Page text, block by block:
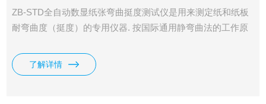
ZB-STD全自动数显纸张弯曲挺度测试仪是用来测定纸和纸板
耐弯曲度（挺度）的专用仪器. 按国际通用静弯曲法的工作原
夹住的试样的自由端，当试样到一定弯曲角时的抗力即为变曲
挺度，其单位为mN；或抗力与试验长度的积，单位为
了解详情